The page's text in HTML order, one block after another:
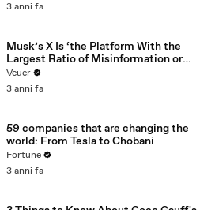
3 anni fa
Musk’s X Is ‘the Platform With the
Largest Ratio of Misinformation or
Disinformation’ Amongst All Social
Media Platforms
Veuer
3 anni fa
59 companies that are changing the
world: From Tesla to Chobani
Fortune
3 anni fa